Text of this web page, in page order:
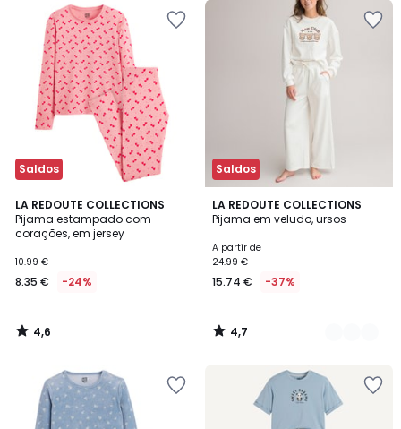
Saldos
LA REDOUTE COLLECTIONS
Pijama estampado com
corações, em jersey
10.99 €
8.35 € -24%
4,6
/ 5
4,6
/
Saldos
LA REDOUTE COLLECTIONS
Pijama em veludo, ursos
A partir de
24.99 €
15.74 € -37%
4,7
/ 5
2
Cores
4,7
/